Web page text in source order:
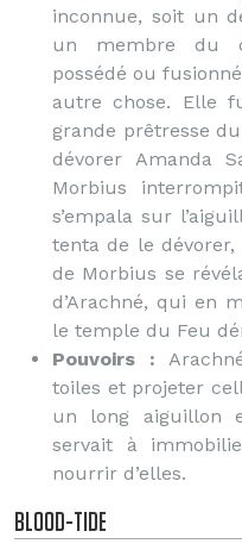
inconnue, soit un
un membre du
possédé ou
autre chose. Elle
grande prêtresse
dévorer Amanda
Morbius
s’empala sur
tenta de le
de Morbius se
d’Arachné, qui en
le temple du Feu
Pouvoirs :
toiles et projeter
un long aiguillon
servait à
nourrir d’elles.
Blood-Tide